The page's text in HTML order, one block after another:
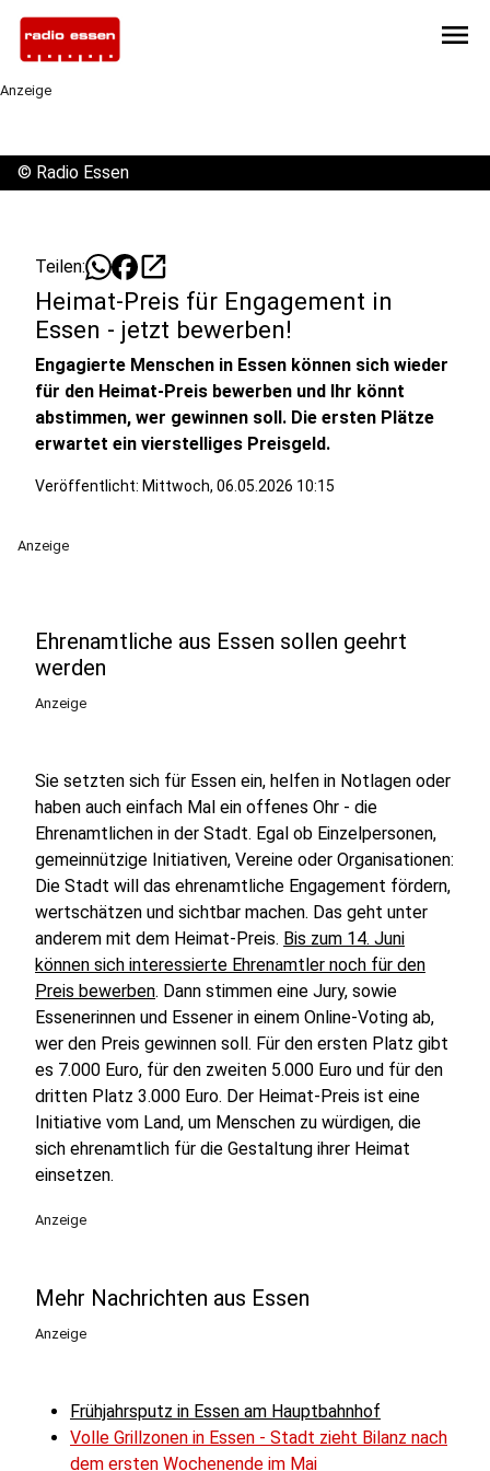
menu
Anzeige
© Radio Essen
Teilen: open_in_new
Heimat-Preis für Engagement in
Essen - jetzt bewerben!
Engagierte Menschen in Essen können sich wieder
für den Heimat-Preis bewerben und Ihr könnt
abstimmen, wer gewinnen soll. Die ersten Plätze
erwartet ein vierstelliges Preisgeld.
Veröffentlicht: Mittwoch, 06.05.2026 10:15
Anzeige
Ehrenamtliche aus Essen sollen geehrt
werden
Anzeige
Sie setzten sich für Essen ein, helfen in Notlagen oder
haben auch einfach Mal ein offenes Ohr - die
Ehrenamtlichen in der Stadt. Egal ob Einzelpersonen,
gemeinnützige Initiativen, Vereine oder Organisationen:
Die Stadt will das ehrenamtliche Engagement fördern,
wertschätzen und sichtbar machen. Das geht unter
anderem mit dem Heimat-Preis. Bis zum 14. Juni
können sich interessierte Ehrenamtler noch für den
Preis bewerben. Dann stimmen eine Jury, sowie
Essenerinnen und Essener in einem Online-Voting ab,
wer den Preis gewinnen soll. Für den ersten Platz gibt
es 7.000 Euro, für den zweiten 5.000 Euro und für den
dritten Platz 3.000 Euro. Der Heimat-Preis ist eine
Initiative vom Land, um Menschen zu würdigen, die
sich ehrenamtlich für die Gestaltung ihrer Heimat
einsetzen.
Anzeige
Mehr Nachrichten aus Essen
Anzeige
Frühjahrsputz in Essen am Hauptbahnhof
Volle Grillzonen in Essen - Stadt zieht Bilanz nach
dem ersten Wochenende im Mai